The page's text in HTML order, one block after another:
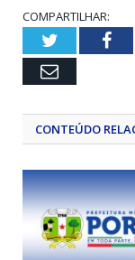
COMPARTILHAR:
Twitter
Email
CONTEÚDO